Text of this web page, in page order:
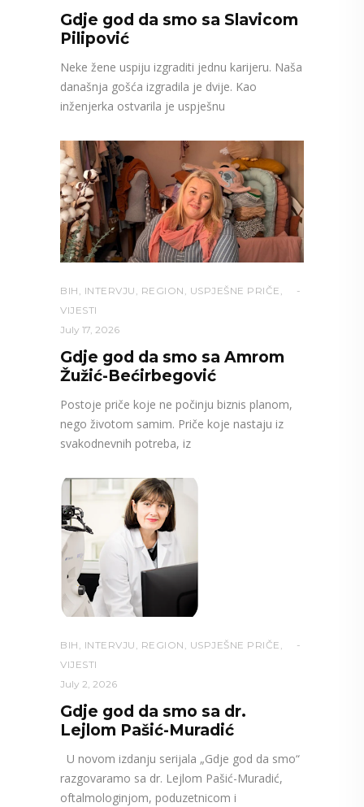
Gdje god da smo sa Slavicom
Pilipović
Neke žene uspiju izgraditi jednu karijeru. Naša
današnja gošća izgradila je dvije. Kao
inženjerka ostvarila je uspješnu
BIH , INTERVJU , REGION , USPJEŠNE PRIČE ,
VIJESTI
July 17, 2026
Gdje god da smo sa Amrom
Žužić-Bećirbegović
Postoje priče koje ne počinju biznis planom,
nego životom samim. Priče koje nastaju iz
svakodnevnih potreba, iz
BIH , INTERVJU , REGION , USPJEŠNE PRIČE ,
VIJESTI
July 2, 2026
Gdje god da smo sa dr.
Lejlom Pašić-Muradić
U novom izdanju serijala „Gdje god da smo“
razgovaramo sa dr. Lejlom Pašić-Muradić,
oftalmologinjom, poduzetnicom i